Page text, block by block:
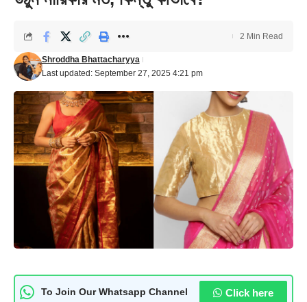
Last updated: September 27, 2025 4:21 pm
Shroddha Bhattacharyya
2 Min Read
To Join Our Whatsapp Channel Click here